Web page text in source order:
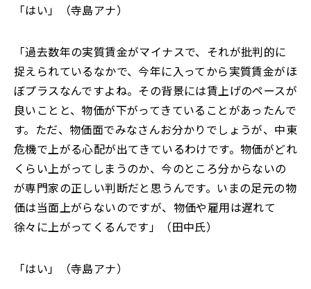
「はい」（寺島アナ）
「過去数年の実質賃金がマイナスで、それが批判的に
捉えられているなかで、今年に入ってから実質賃金がほ
ぼプラスなんですよね。その背景には賃上げのペースが
良いことと、物価が下がってきていることがあったんで
す。ただ、物価面でみなさんお分かりでしょうが、中東
危機で上がる心配が出てきているわけです。物価がどれ
くらい上がってしまうのか、今のところ分からないの
が専門家の正しい判断だと思うんです。いまの足元の物
価は当面上がらないのですが、物価や雇用は遅れて
徐々に上がってくるんです」（田中氏）
「はい」（寺島アナ）